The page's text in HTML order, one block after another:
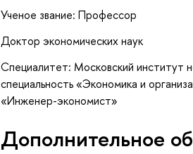
Ученое звание: Профессор
Доктор экономических наук
Специалитет: Московский институт
специальность «Экономика и
«Инженер-экономист»
Дополнительное